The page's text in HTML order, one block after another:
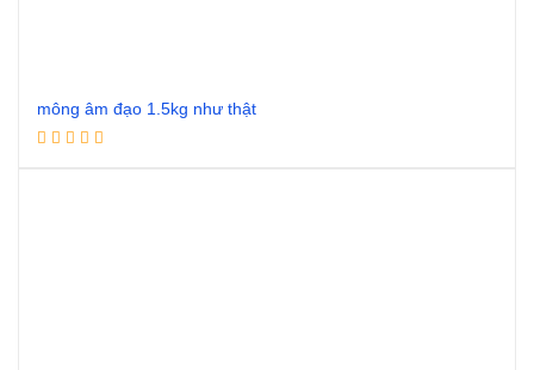
mông âm đạo 1.5kg như thật